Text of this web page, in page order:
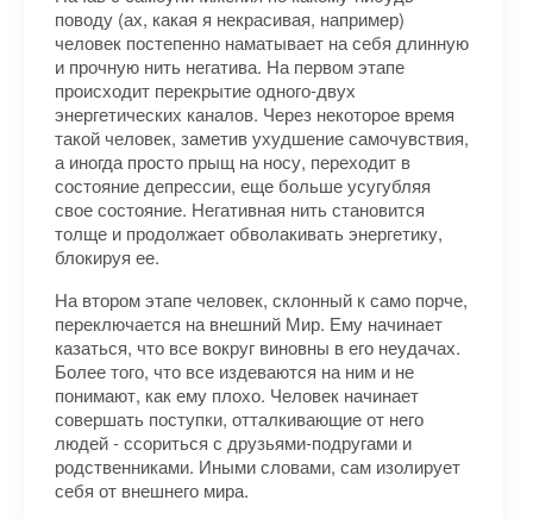
поводу (ах, какая я некрасивая, например)
человек постепенно наматывает на себя длинную
и прочную нить негатива. На первом этапе
происходит перекрытие одного-двух
энергетических каналов. Через некоторое время
такой человек, заметив ухудшение самочувствия,
а иногда просто прыщ на носу, переходит в
состояние депрессии, еще больше усугубляя
свое состояние. Негативная нить становится
толще и продолжает обволакивать энергетику,
блокируя ее.
На втором этапе человек, склонный к само порче,
переключается на внешний Мир. Ему начинает
казаться, что все вокруг виновны в его неудачах.
Более того, что все издеваются на ним и не
понимают, как ему плохо. Человек начинает
совершать поступки, отталкивающие от него
людей - ссориться с друзьями-подругами и
родственниками. Иными словами, сам изолирует
себя от внешнего мира.